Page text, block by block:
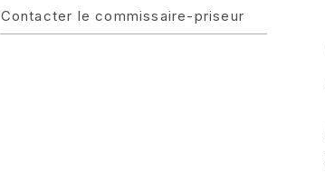
Contacter le commissaire-priseur